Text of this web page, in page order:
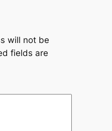
will not be
fields are